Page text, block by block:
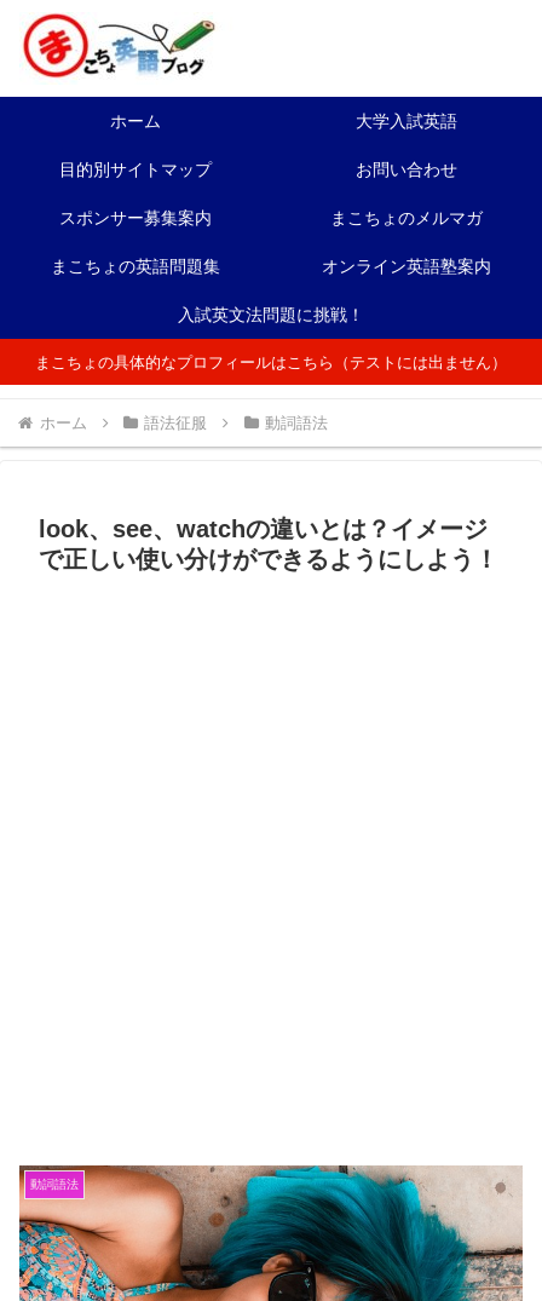
ホーム 大学入試英語
目的別サイトマップ お問い合わせ
スポンサー募集案内 まこちょのメルマガ
まこちょの英語問題集 オンライン英語塾案内
入試英文法問題に挑戦！
まこちょの具体的なプロフィールはこちら（テストには出ません）
ホーム 語法征服 動詞語法
look、see、watchの違いとは？イメージ
で正しい使い分けができるようにしよう！
動詞語法